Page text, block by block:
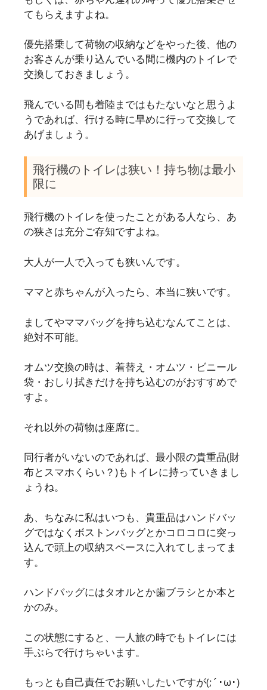
てもらえますよね。
優先搭乗して荷物の収納などをやった後、他の
お客さんが乗り込んでいる間に機内のトイレで
交換しておきましょう。
飛んでいる間も着陸まではもたないなと思うよ
うであれば、行ける時に早めに行って交換して
あげましょう。
飛行機のトイレは狭い！持ち物は最小
限に
飛行機のトイレを使ったことがある人なら、あ
の狭さは充分ご存知ですよね。
大人が一人で入っても狭いんです。
ママと赤ちゃんが入ったら、本当に狭いです。
ましてやママバッグを持ち込むなんてことは、
絶対不可能。
オムツ交換の時は、着替え・オムツ・ビニール
袋・おしり拭きだけを持ち込むのがおすすめで
すよ。
それ以外の荷物は座席に。
同行者がいないのであれば、最小限の貴重品(財
布とスマホくらい？)もトイレに持っていきまし
ょうね。
あ、ちなみに私はいつも、貴重品はハンドバッ
グではなくボストンバッグとかコロコロに突っ
込んで頭上の収納スペースに入れてしまってま
す。
ハンドバッグにはタオルとか歯ブラシとか本と
かのみ。
この状態にすると、一人旅の時でもトイレには
手ぶらで行けちゃいます。
もっとも自己責任でお願いしたいですが(;´･ω･)